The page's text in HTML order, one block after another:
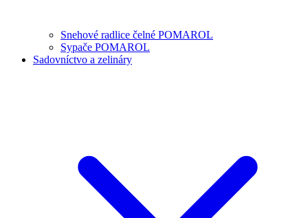
Snehové radlice čelné POMAROL
Sypače POMAROL
Sadovníctvo a zelináry